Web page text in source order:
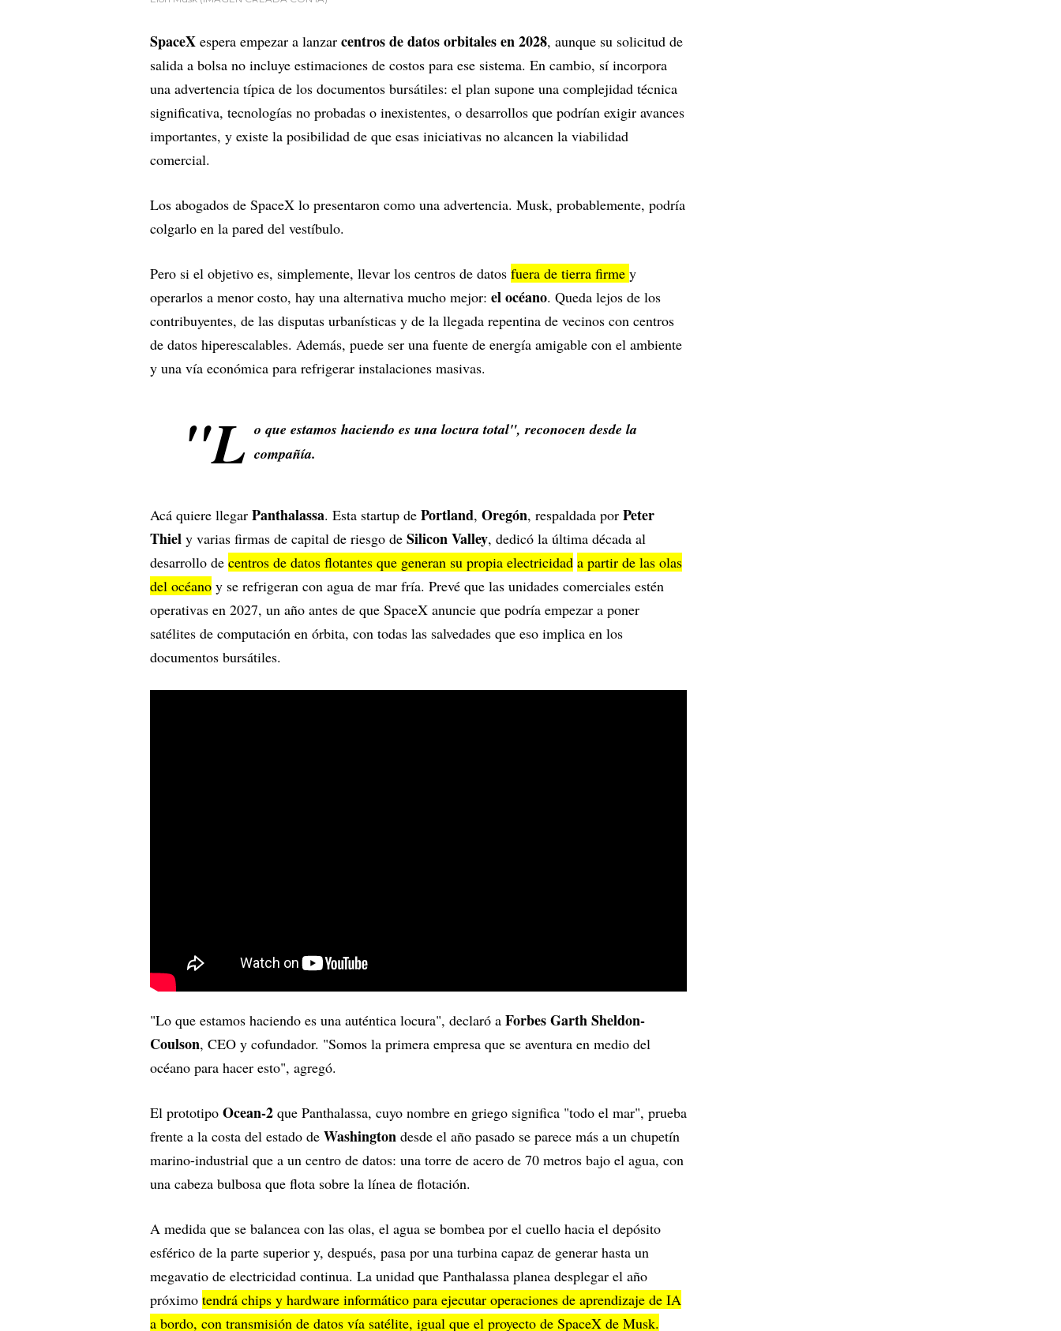
SpaceX espera empezar a lanzar centros de datos orbitales en 2028, aunque su solicitud de
salida a bolsa no incluye estimaciones de costos para ese sistema. En cambio, sí incorpora
una advertencia típica de los documentos bursátiles: el plan supone una complejidad técnica
significativa, tecnologías no probadas o inexistentes, o desarrollos que podrían exigir avances
importantes, y existe la posibilidad de que esas iniciativas no alcancen la viabilidad
comercial.
Los abogados de SpaceX lo presentaron como una advertencia. Musk, probablemente, podría
colgarlo en la pared del vestíbulo.
Pero si el objetivo es, simplemente, llevar los centros de datos fuera de tierra firme y
operarlos a menor costo, hay una alternativa mucho mejor: el océano. Queda lejos de los
contribuyentes, de las disputas urbanísticas y de la llegada repentina de vecinos con centros
de datos hiperescalables. Además, puede ser una fuente de energía amigable con el ambiente
y una vía económica para refrigerar instalaciones masivas.
"L o que estamos haciendo es una locura total", reconocen desde la
compañía.
Acá quiere llegar Panthalassa. Esta startup de Portland, Oregón, respaldada por Peter
Thiel y varias firmas de capital de riesgo de Silicon Valley, dedicó la última década al
desarrollo de centros de datos flotantes que generan su propia electricidad a partir de las olas
del océano y se refrigeran con agua de mar fría. Prevé que las unidades comerciales estén
operativas en 2027, un año antes de que SpaceX anuncie que podría empezar a poner
satélites de computación en órbita, con todas las salvedades que eso implica en los
documentos bursátiles.
"Lo que estamos haciendo es una auténtica locura", declaró a ForbesGarth Sheldon-
Coulson, CEO y cofundador. "Somos la primera empresa que se aventura en medio del
océano para hacer esto", agregó.
El prototipo Ocean-2 que Panthalassa, cuyo nombre en griego significa "todo el mar", prueba
frente a la costa del estado de Washington desde el año pasado se parece más a un chupetín
marino-industrial que a un centro de datos: una torre de acero de 70 metros bajo el agua, con
una cabeza bulbosa que flota sobre la línea de flotación.
A medida que se balancea con las olas, el agua se bombea por el cuello hacia el depósito
esférico de la parte superior y, después, pasa por una turbina capaz de generar hasta un
megavatio de electricidad continua. La unidad que Panthalassa planea desplegar el año
próximo tendrá chips y hardware informático para ejecutar operaciones de aprendizaje de IA
a bordo, con transmisión de datos vía satélite, igual que el proyecto de SpaceX de Musk.